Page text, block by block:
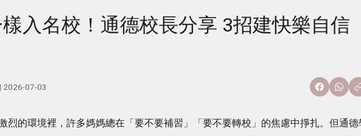
入名校！通德校長分享 3招建快樂自信
| 2026-07-03
烈的環境裡，許多媽媽總在「要不要補習」「要不要轉校」的焦慮中掙扎。但通德